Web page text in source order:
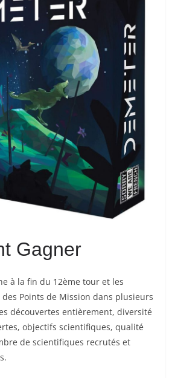
Gagner
à la fin du 12ème tour et les
Points de Mission dans plusieurs
découvertes entièrement, diversité
objectifs scientifiques, qualité
de scientifiques recrutés et